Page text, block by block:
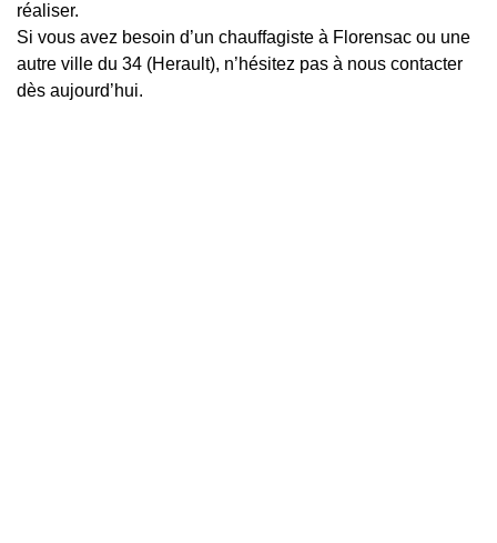
réaliser.
Si vous avez besoin d’un chauffagiste à Florensac ou une
autre ville du 34 (Herault), n’hésitez pas à nous contacter
dès aujourd’hui.